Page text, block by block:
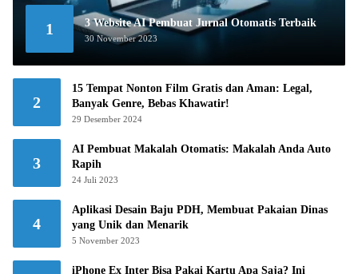
1 3 Website AI Pembuat Jurnal Otomatis Terbaik
30 November 2023
2
15 Tempat Nonton Film Gratis dan Aman: Legal,
Banyak Genre, Bebas Khawatir!
29 Desember 2024
3
AI Pembuat Makalah Otomatis: Makalah Anda Auto
Rapih
24 Juli 2023
4
Aplikasi Desain Baju PDH, Membuat Pakaian Dinas
yang Unik dan Menarik
5 November 2023
iPhone Ex Inter Bisa Pakai Kartu Apa Saja? Ini